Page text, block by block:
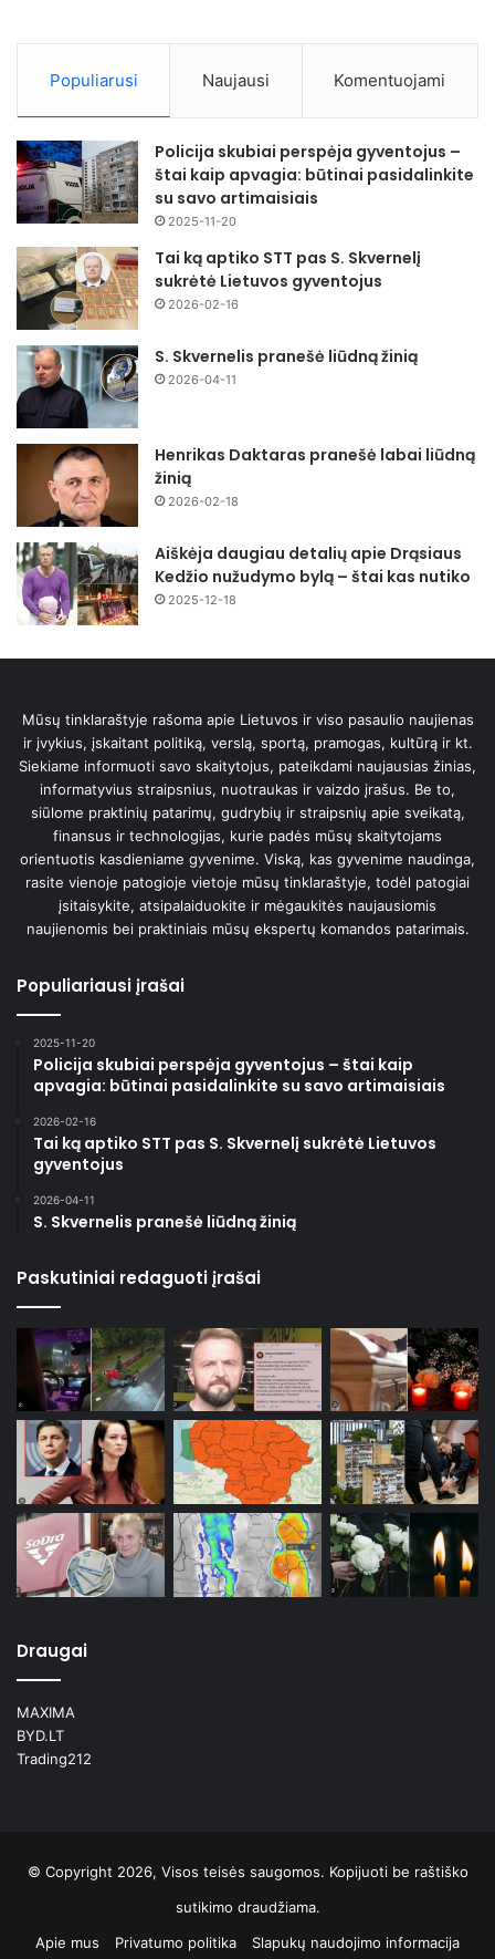
Populiarusi Naujausi Komentuojami
Policija skubiai perspėja gyventojus –
štai kaip apvagia: būtinai pasidalinkite
su savo artimaisiais
2025-11-20
Tai ką aptiko STT pas S. Skvernelį
sukrėtė Lietuvos gyventojus
2026-02-16
S. Skvernelis pranešė liūdną žinią
2026-04-11
Henrikas Daktaras pranešė labai liūdną
žinią
2026-02-18
Aiškėja daugiau detalių apie Drąsiaus
Kedžio nužudymo bylą – štai kas nutiko
2025-12-18
Mūsų tinklaraštyje rašoma apie Lietuvos ir viso pasaulio naujienas
ir įvykius, įskaitant politiką, verslą, sportą, pramogas, kultūrą ir kt.
Siekiame informuoti savo skaitytojus, pateikdami naujausias žinias,
informatyvius straipsnius, nuotraukas ir vaizdo įrašus. Be to,
siūlome praktinių patarimų, gudrybių ir straipsnių apie sveikatą,
finansus ir technologijas, kurie padės mūsų skaitytojams
orientuotis kasdieniame gyvenime. Viską, kas gyvenime naudinga,
rasite vienoje patogioje vietoje mūsų tinklaraštyje, todėl patogiai
įsitaisykite, atsipalaiduokite ir mėgaukitės naujausiomis
naujienomis bei praktiniais mūsų ekspertų komandos patarimais.
Populiariausi įrašai
2025-11-20
Policija skubiai perspėja gyventojus – štai kaip
apvagia: būtinai pasidalinkite su savo artimaisiais
2026-02-16
Tai ką aptiko STT pas S. Skvernelį sukrėtė Lietuvos
gyventojus
2026-04-11
S. Skvernelis pranešė liūdną žinią
Paskutiniai redaguoti įrašai
Draugai
MAXIMA
BYD.LT
Trading212
© Copyright 2026, Visos teisės saugomos. Kopijuoti be raštiško
sutikimo draudžiama.
Apie mus
Privatumo politika Slapukų naudojimo informacija